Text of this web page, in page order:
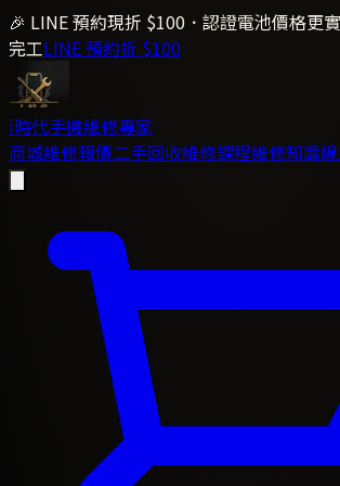
🎉 LINE 預約現折 $100．認證電池價格更
完工LINE 預約折 $100
i時代手機維修專家
商城維修報價二手回收維修課程維修知識